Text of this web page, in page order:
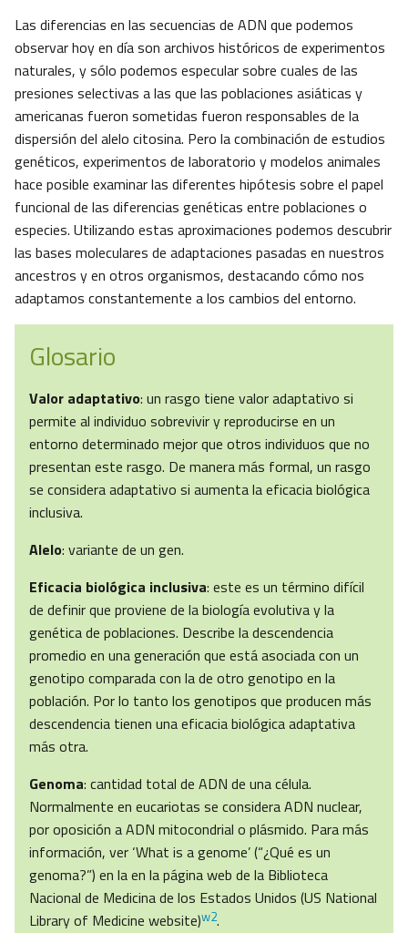
Las diferencias en las secuencias de ADN que podemos
observar hoy en día son archivos históricos de experimentos
naturales, y sólo podemos especular sobre cuales de las
presiones selectivas a las que las poblaciones asiáticas y
americanas fueron sometidas fueron responsables de la
dispersión del alelo citosina. Pero la combinación de estudios
genéticos, experimentos de laboratorio y modelos animales
hace posible examinar las diferentes hipótesis sobre el papel
funcional de las diferencias genéticas entre poblaciones o
especies. Utilizando estas aproximaciones podemos descubrir
las bases moleculares de adaptaciones pasadas en nuestros
ancestros y en otros organismos, destacando cómo nos
adaptamos constantemente a los cambios del entorno.
Glosario
Valor adaptativo: un rasgo tiene valor adaptativo si
permite al individuo sobrevivir y reproducirse en un
entorno determinado mejor que otros individuos que no
presentan este rasgo. De manera más formal, un rasgo
se considera adaptativo si aumenta la eficacia biológica
inclusiva.
Alelo: variante de un gen.
Eficacia biológica inclusiva: este es un término difícil
de definir que proviene de la biología evolutiva y la
genética de poblaciones. Describe la descendencia
promedio en una generación que está asociada con un
genotipo comparada con la de otro genotipo en la
población. Por lo tanto los genotipos que producen más
descendencia tienen una eficacia biológica adaptativa
más otra.
Genoma: cantidad total de ADN de una célula.
Normalmente en eucariotas se considera ADN nuclear,
por oposición a ADN mitocondrial o plásmido. Para más
información, ver ‘What is a genome’ (“¿Qué es un
genoma?”) en la en la página web de la Biblioteca
Nacional de Medicina de los Estados Unidos (US National
Library of Medicine website)w2.